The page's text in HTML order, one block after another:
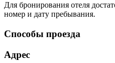
Для бронирования отеля
номер и дату пребывания.
Способы проезда
Адрес